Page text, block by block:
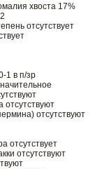
хвоста 17%
отсутствует
1 в п/зр
отсутствуют
отсутствуют
отсутствует
отсутствуют